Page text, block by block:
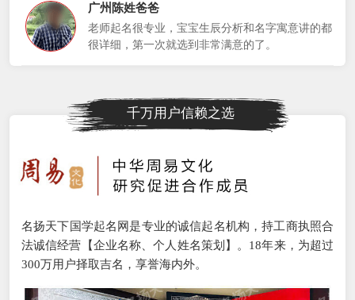
广州陈姓爸爸
老师起名很专业，宝宝生辰分析和名字寓意讲的都
很详细，第一次就选到非常满意的了。
千万用户信赖之选
名扬天下国学起名网是专业的诚信起名机构，持工商执照合
法诚信经营【企业名称、个人姓名策划】。18年来，为超过
300万用户择取吉名，享誉海内外。